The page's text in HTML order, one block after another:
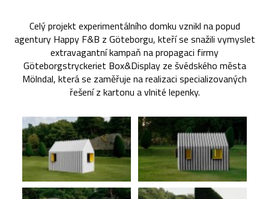
Celý projekt experimentálního domku vznikl na popud
agentury Happy F&B z Göteborgu, kteří se snažili vymyslet
extravagantní kampaň na propagaci firmy
Göteborgstryckeriet Box&Display ze švédského města
Mölndal, která se zaměřuje na realizaci specializovaných
řešení z kartonu a vlnité lepenky.